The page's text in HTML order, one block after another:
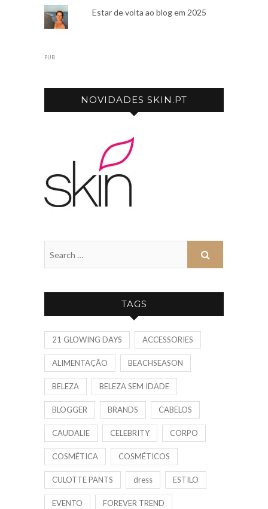
Estar de volta ao blog em 2025
PUB
NOVIDADES SKIN.PT
TAGS
21 GLOWING DAYS ACCESSORIES
ALIMENTAÇÃO BEACHSEASON
BELEZA BELEZA SEM IDADE
BLOGGER BRANDS CABELOS
CAUDALIE CELEBRITY CORPO
COSMÉTICA COSMÉTICOS
CULOTTE PANTS dress ESTILO
EVENTO FOREVER TREND